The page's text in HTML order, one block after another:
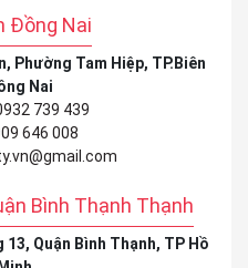
Đồng Nai
Phường Tam Hiệp, TP.Biên
Nai
739 439
646 008
Bình Thạnh Thạnh
Quận Bình Thạnh, TP Hồ